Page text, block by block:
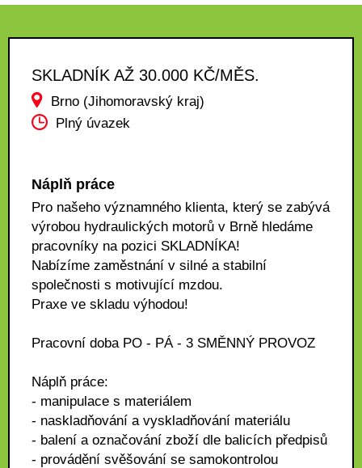
SKLADNÍK AŽ 30.000 KČ/MĚS.
Brno (Jihomoravský kraj)
Plný úvazek
Náplň práce
Pro našeho významného klienta, který se zabývá
výrobou hydraulických motorů v Brně hledáme
pracovníky na pozici SKLADNÍKA!
Nabízíme zaměstnání v silné a stabilní
společnosti s motivující mzdou.
Praxe ve skladu výhodou!
Pracovní doba PO - PÁ - 3 SMĚNNÝ PROVOZ
Náplň práce:
- manipulace s materiálem
- naskladňování a vyskladňování materiálu
- balení a označování zboží dle balicích předpisů
- provádění svěšování se samokontrolou